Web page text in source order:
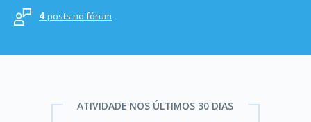
4posts no fórum
ATIVIDADE NOS ÚLTIMOS 30 DIAS